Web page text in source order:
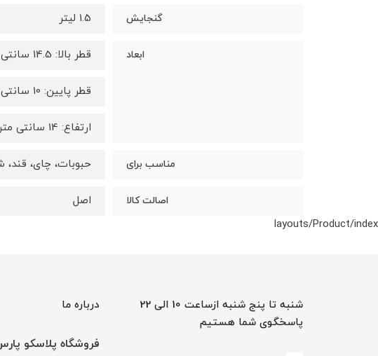
گنجایش 1.5 لیتر
ابعاد قطر بالا: 14.5 سانتی متر
قطر پایین: 10 سانتی متر
ارتفاع: 14 سانتی متر
مناسب برای حبوبات، چای،
اصالت کالا
اصل
layouts/Product/index
شنبه تا پنج شنبه ازساعت 10 الی 22
پاسخگوی شما هستیم
درباره ما
فروشگاه پلاسکو